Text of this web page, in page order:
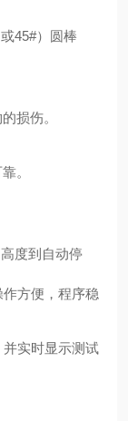
45#）圆棒
损伤。
。
度到自动停
方便，程序稳
实时显示测试